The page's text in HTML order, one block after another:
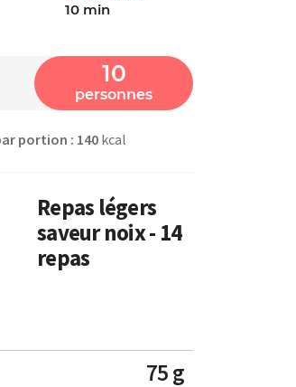
10 min
10
personnes
portion : 140kcal
Repas légers
saveur noix - 14
repas
75 g